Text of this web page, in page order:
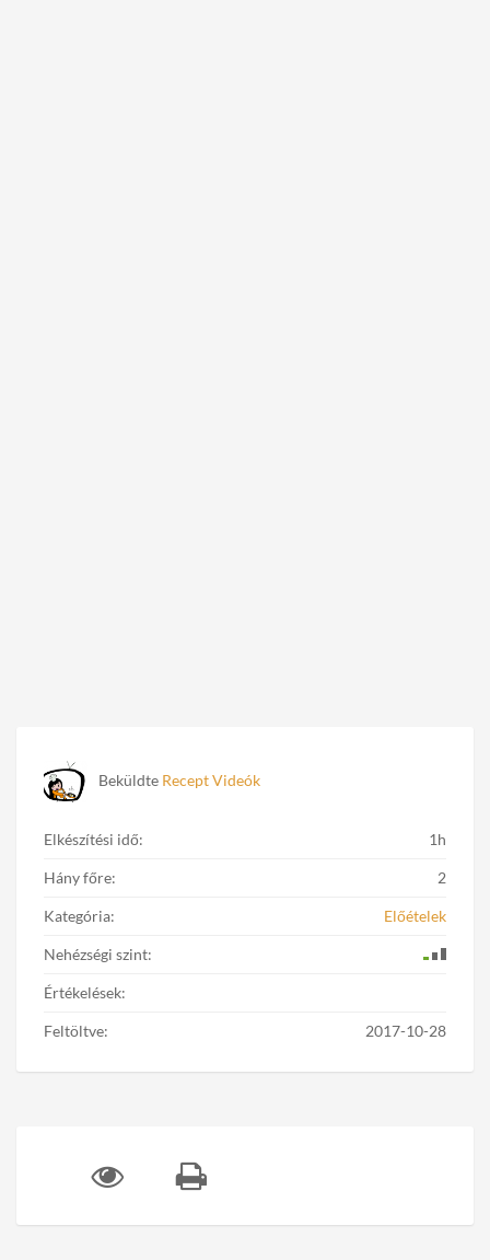
Beküldte Recept Videók
Elkészítési idő: 1h
Hány főre: 2
Kategória: Előételek
Nehézségi szint:
Értékelések:
Feltöltve: 2017-10-28